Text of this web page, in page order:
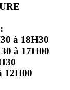
à 18H30
à 17H00
12H00